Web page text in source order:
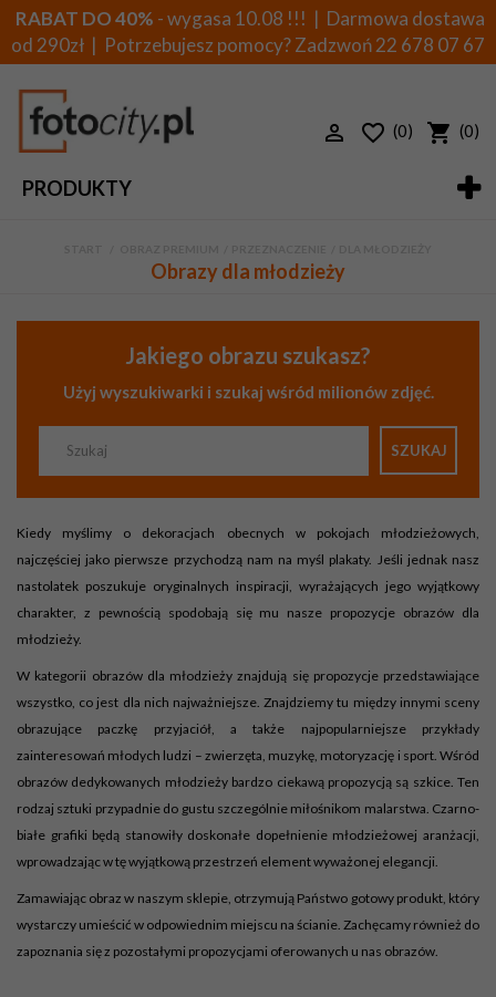
RABAT DO 40% - wygasa 10.08 !!! | Darmowa dostawa
od 290zł | Potrzebujesz pomocy? Zadzwoń22 678 07 67
PRODUKTY
(0) (0)
Obrazy dla młodzieży
Kiedy myślimy o dekoracjach obecnych w pokojach młodzieżowych,
najczęściej jako pierwsze przychodzą nam na myśl plakaty. Jeśli jednak nasz
nastolatek poszukuje oryginalnych inspiracji, wyrażających jego wyjątkowy
charakter, z pewnością spodobają się mu nasze propozycje obrazów dla
młodzieży.
W kategorii obrazów dla młodzieży znajdują się propozycje przedstawiające
wszystko, co jest dla nich najważniejsze. Znajdziemy tu między innymi sceny
obrazujące paczkę przyjaciół, a także najpopularniejsze przykłady
zainteresowań młodych ludzi – zwierzęta, muzykę, motoryzację i sport. Wśród
obrazów dedykowanych młodzieży bardzo ciekawą propozycją są szkice. Ten
rodzaj sztuki przypadnie do gustu szczególnie miłośnikom malarstwa. Czarno-
białe grafiki będą stanowiły doskonałe dopełnienie młodzieżowej aranżacji,
wprowadzając w tę wyjątkową przestrzeń element wyważonej elegancji.
Zamawiając obraz w naszym sklepie, otrzymują Państwo gotowy produkt, który
wystarczy umieścić w odpowiednim miejscu na ścianie. Zachęcamy również do
zapoznania się z pozostałymi propozycjami oferowanych u nas obrazów.
Jakiego obrazu szukasz?
Użyj wyszukiwarki i szukaj wśród milionów zdjęć.
SZUKAJ